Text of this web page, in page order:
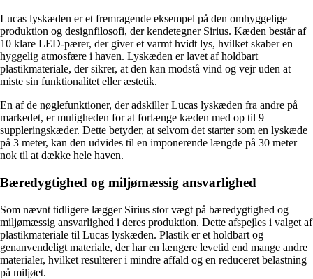
Lucas lyskæden er et fremragende eksempel på den omhyggelige
produktion og designfilosofi, der kendetegner Sirius. Kæden består af
10 klare LED-pærer, der giver et varmt hvidt lys, hvilket skaber en
hyggelig atmosfære i haven. Lyskæden er lavet af holdbart
plastikmateriale, der sikrer, at den kan modstå vind og vejr uden at
miste sin funktionalitet eller æstetik.
En af de nøglefunktioner, der adskiller Lucas lyskæden fra andre på
markedet, er muligheden for at forlænge kæden med op til 9
suppleringskæder. Dette betyder, at selvom det starter som en lyskæde
på 3 meter, kan den udvides til en imponerende længde på 30 meter –
nok til at dække hele haven.
Bæredygtighed og miljømæssig ansvarlighed
Som nævnt tidligere lægger Sirius stor vægt på bæredygtighed og
miljømæssig ansvarlighed i deres produktion. Dette afspejles i valget af
plastikmateriale til Lucas lyskæden. Plastik er et holdbart og
genanvendeligt materiale, der har en længere levetid end mange andre
materialer, hvilket resulterer i mindre affald og en reduceret belastning
på miljøet.